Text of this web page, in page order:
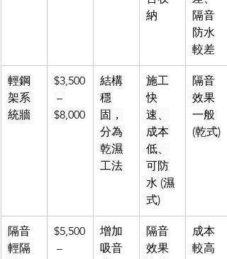
納
隔音
防水
較差
輕鋼
架系
統牆
$3,500
–
$8,000
結構
穩
固，
分為
乾濕
工法
施工
快
速、
成本
低、
可防
水 (濕
式)
隔音
效果
一般
(乾式)
隔音
輕隔
$5,500
–
增加
吸音
隔音
效果
成本
較高